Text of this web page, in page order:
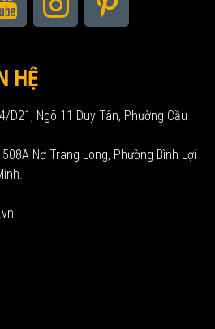
HỆ
D21, Ngõ 11 Duy Tân, Phường Cầu
Nơ Trang Long, Phường Bình Lợi